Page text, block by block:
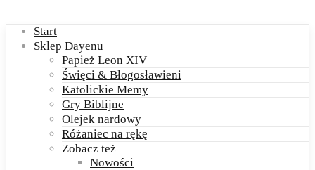
Start
Sklep Dayenu
Papież Leon XIV
Święci & Błogosławieni
Katolickie Memy
Gry Biblijne
Olejek nardowy
Różaniec na rękę
Zobacz też
Nowości